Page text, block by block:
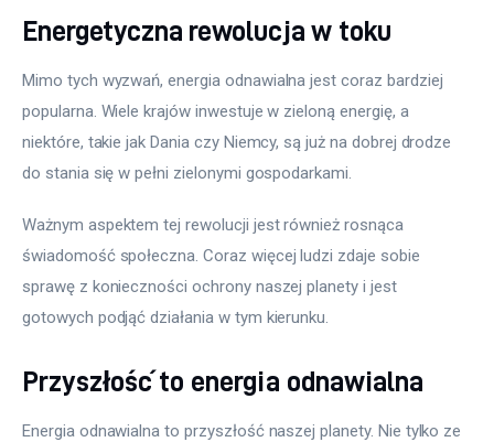
Energetyczna rewolucja w toku
Mimo tych wyzwań, energia odnawialna jest coraz bardziej
popularna. Wiele krajów inwestuje w zieloną energię, a
niektóre, takie jak Dania czy Niemcy, są już na dobrej drodze
do stania się w pełni zielonymi gospodarkami.
Ważnym aspektem tej rewolucji jest również rosnąca
świadomość społeczna. Coraz więcej ludzi zdaje sobie
sprawę z konieczności ochrony naszej planety i jest
gotowych podjąć działania w tym kierunku.
Przyszłość to energia odnawialna
Energia odnawialna to przyszłość naszej planety. Nie tylko ze